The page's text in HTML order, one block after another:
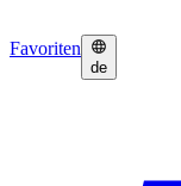
Favoriten
de